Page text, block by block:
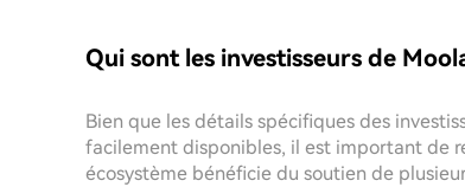
Qui sont les investisseurs de
Bien que les détails spécifiques des
facilement disponibles, il est important de
écosystème bénéficie du soutien de